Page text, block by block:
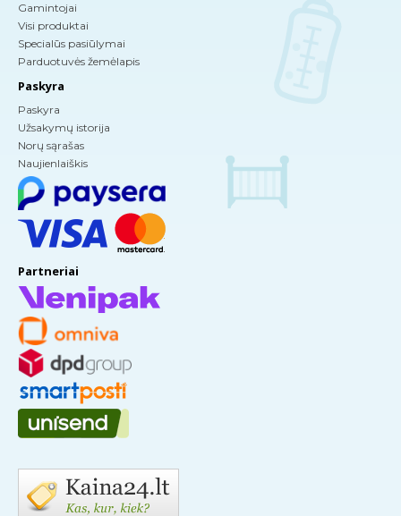
Gamintojai
Visi produktai
Specialūs pasiūlymai
Parduotuvės žemėlapis
Paskyra
Paskyra
Užsakymų istorija
Norų sąrašas
Naujienlaiškis
Partneriai